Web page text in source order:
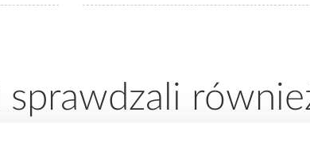
sprawdzali